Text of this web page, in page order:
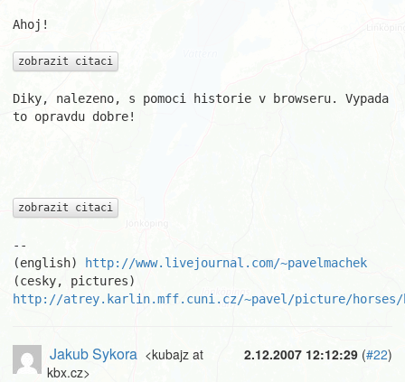
Ahoj!
zobrazit citaci
Diky, nalezeno, s pomoci historie v browseru. Vypada
to opravdu dobre!
zobrazit citaci
--
(english)
http://www.livejournal.com/~pavelmachek
http://atrey.karlin.mff.cuni.cz/~pavel/picture/horses/
2.12.2007 12:12:29 (#22)
Jakub Sykora <kubajz at
kbx.cz>